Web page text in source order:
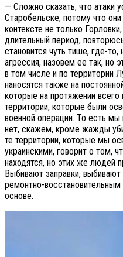
— Сложно сказать, что атаки
Старобельске, потому что
контексте не только
длительный период,
становится чуть тише, где-то,
агрессия, назовем ее так, но
в том числе и по территории
наносятся также на
которые на протяжении
территории, которые были
военной операции. То есть
нет, скажем, кроме жажды
те территории, которые мы
украинскими, говорит о том,
находятся, но этих же людей
Выбивают заправки,
ремонтно-
основе.